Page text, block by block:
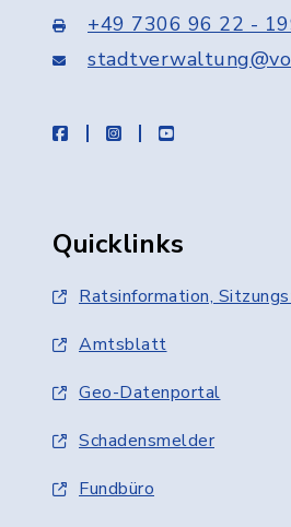
+49 7306 96 22 -
facebookinstagramyoutube
Quicklinks
Ratsinformation,
Amtsblatt
Geo-Datenportal
Schadensmelder
Fundbüro